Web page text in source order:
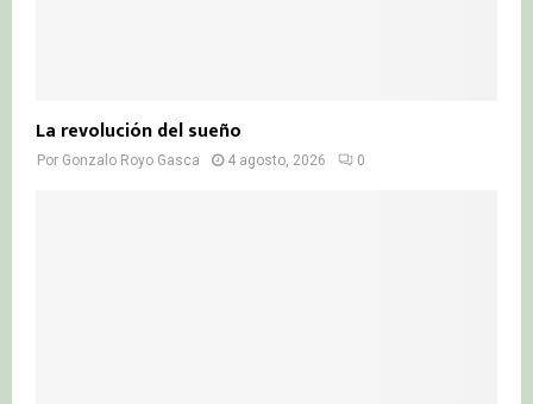
La revolución del sueño
Por Gonzalo Royo Gasca 4 agosto, 2026 0